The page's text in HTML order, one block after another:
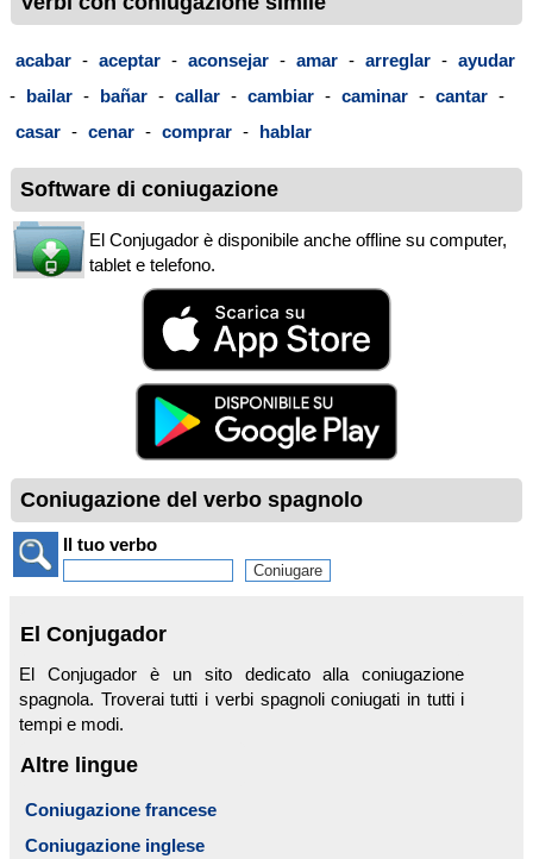
acabar - aceptar - aconsejar - amar - arreglar - ayudar
- bailar - bañar - callar - cambiar - caminar - cantar -
casar - cenar - comprar - hablar
Software di coniugazione
El Conjugador è disponibile anche offline su computer,
tablet e telefono.
Coniugazione del verbo spagnolo
Il tuo verbo
El Conjugador
El Conjugador è un sito dedicato alla coniugazione
spagnola. Troverai tutti i verbi spagnoli coniugati in tutti i
tempi e modi.
Altre lingue
Coniugazione francese
Coniugazione inglese